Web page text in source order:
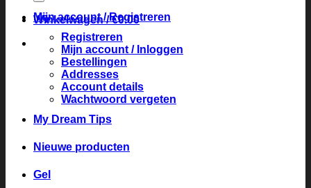
Winkelwagen /€0.00
Mijn account / Registreren
Registreren
Mijn account / Inloggen
Bestellingen
Addresses
Account details
Wachtwoord vergeten
My Dream Tips
Nieuwe producten
Gel